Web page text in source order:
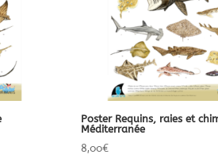
Poster Requins, raies et
Méditerranée
8,00€